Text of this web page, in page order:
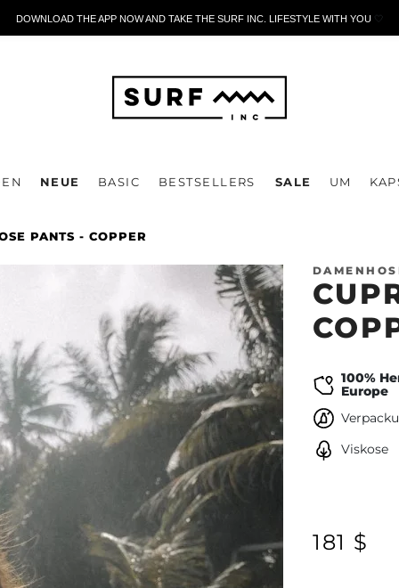
DOWNLOAD THE APP NOW AND TAKE THE SURF INC. LIFESTYLE WITH YOU🤍
NEUE BASIC BESTSELLERS SALE UM
PANTS - COPPER
100%
Europe
Viskose
181 $